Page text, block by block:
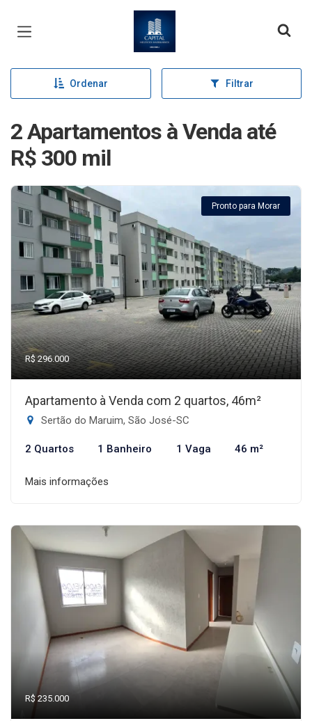
Página inicial
Ordenar Filtrar
2 Apartamentos à Venda até
R$ 300 mil
Pronto para Morar
R$ 296.000
Apartamento à Venda com 2 quartos, 46m²
Sertão do Maruim, São José-SC
2 Quartos 1 Banheiro 1 Vaga 46 m²
Mais informações
R$ 235.000